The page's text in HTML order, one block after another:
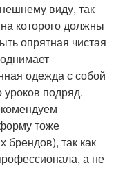
виду, так
которого должны
опрятная чистая
одежда с собой
уроков подряд.
тоже
брендов), так как
а не